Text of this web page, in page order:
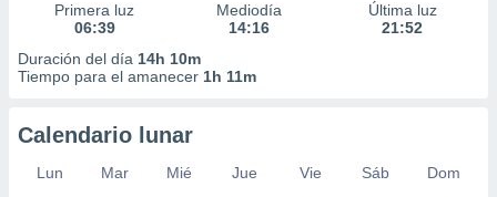
Primera luz
06:39
Mediodía
14:16
Última luz
21:52
Duración del día 14h 10m
Tiempo para el amanecer 1h 11m
Calendario lunar
Lun Mar Mié Jue Vie Sáb
Dom